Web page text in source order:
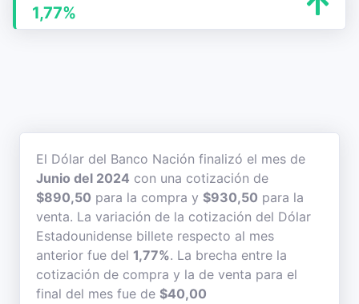
1,77%
El Dólar del Banco Nación finalizó el mes de
Junio del 2024 con una cotización de
$890,50 para la compra y $930,50 para la
venta. La variación de la cotización del Dólar
Estadounidense billete respecto al mes
anterior fue del 1,77%. La brecha entre la
cotización de compra y la de venta para el
final del mes fue de $40,00